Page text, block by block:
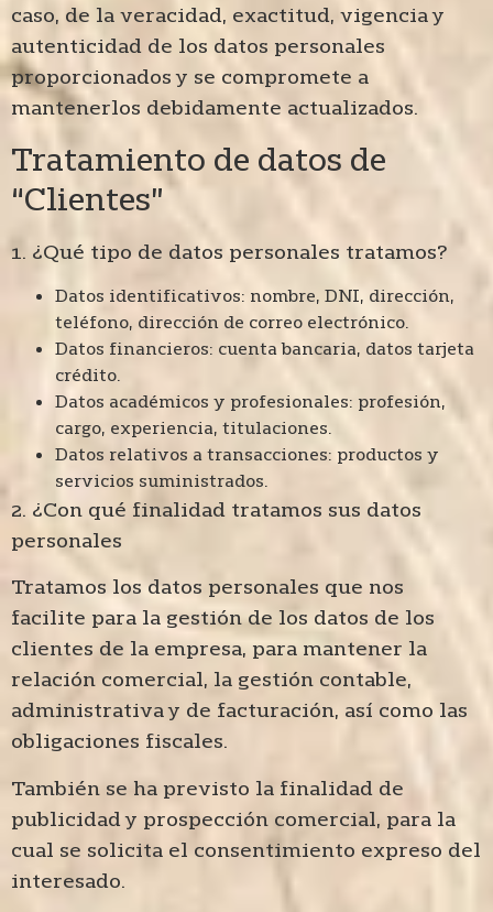
caso, de la veracidad, exactitud, vigencia y
autenticidad de los datos personales
proporcionados y se compromete a
mantenerlos debidamente actualizados.
Tratamiento de datos de
“Clientes”
1. ¿Qué tipo de datos personales tratamos?
Datos identificativos: nombre, DNI, dirección,
teléfono, dirección de correo electrónico.
Datos financieros: cuenta bancaria, datos tarjeta
crédito.
Datos académicos y profesionales: profesión,
cargo, experiencia, titulaciones.
Datos relativos a transacciones: productos y
servicios suministrados.
2. ¿Con qué finalidad tratamos sus datos
personales
Tratamos los datos personales que nos
facilite para la gestión de los datos de los
clientes de la empresa, para mantener la
relación comercial, la gestión contable,
administrativa y de facturación, así como las
obligaciones fiscales.
También se ha previsto la finalidad de
publicidad y prospección comercial, para la
cual se solicita el consentimiento expreso del
interesado.